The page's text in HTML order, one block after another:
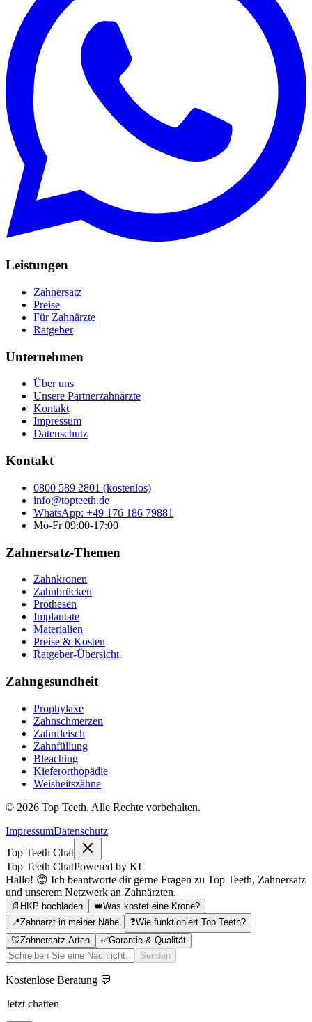
Leistungen
Zahnersatz
Preise
Für Zahnärzte
Ratgeber
Unternehmen
Über uns
Unsere Partnerzahnärzte
Kontakt
Impressum
Datenschutz
Kontakt
0800 589 2801 (kostenlos)
info@topteeth.de
WhatsApp: +49 176 186 79881
Mo-Fr 09:00-17:00
Zahnersatz-Themen
Zahnkronen
Zahnbrücken
Prothesen
Implantate
Materialien
Preise & Kosten
Ratgeber-Übersicht
Zahngesundheit
Prophylaxe
Zahnschmerzen
Zahnfleisch
Zahnfüllung
Bleaching
Kieferorthopädie
Weisheitszähne
© 2026 Top Teeth. Alle Rechte vorbehalten.
ImpressumDatenschutz
Top Teeth Chat
Top Teeth ChatPowered by KI
Hallo! 😊 Ich beantworte dir gerne Fragen zu Top Teeth, Zahnersatz
und unserem Netzwerk an Zahnärzten.
📄 HKP hochladen 👑Was kostet eine Krone?
📍Zahnarzt in meiner Nähe ❓Wie funktioniert Top Teeth?
🦷Zahnersatz Arten ✅Garantie & Qualität
Senden
Kostenlose Beratung 💬
Jetzt chatten